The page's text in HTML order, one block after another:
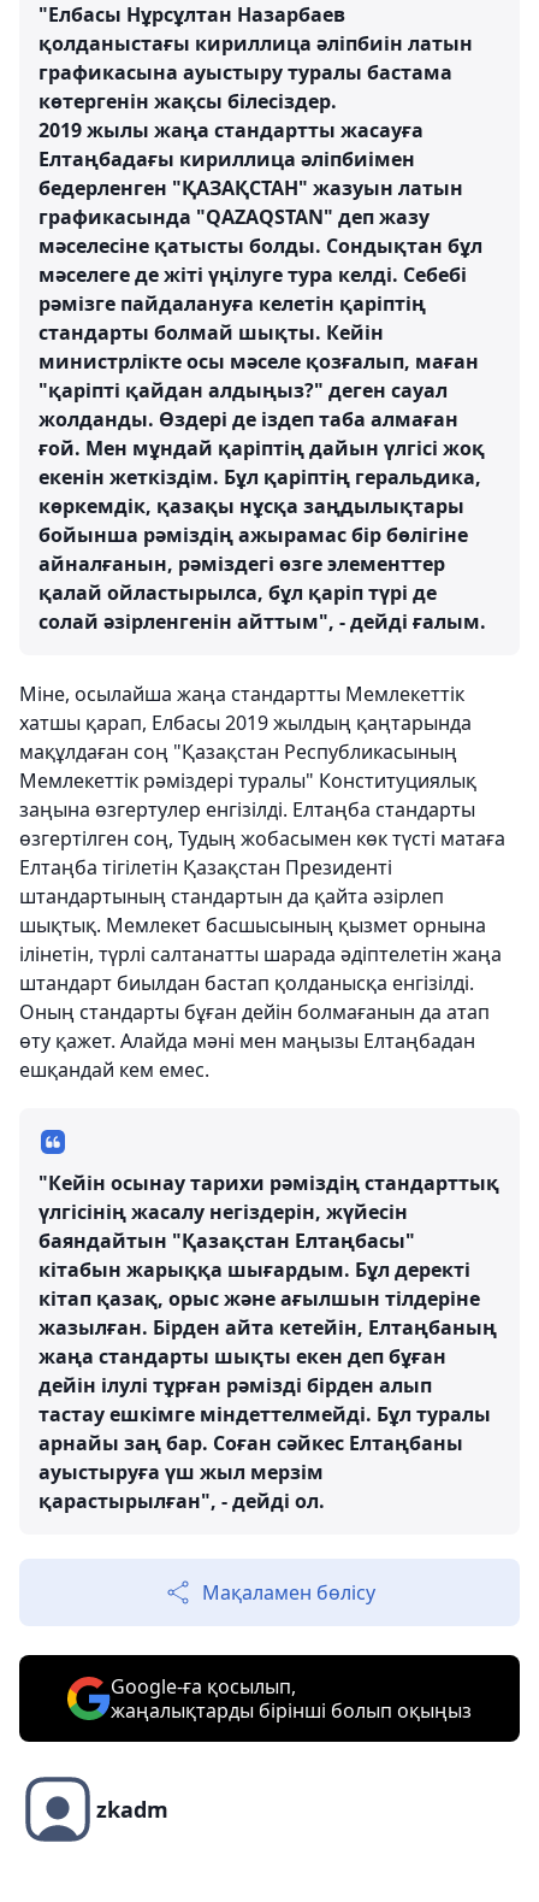
"Елбасы Нұрсұлтан Назарбаев
қолданыстағы кириллица әліпбиін латын
графикасына ауыстыру туралы бастама
көтергенін жақсы білесіздер.
2019 жылы жаңа стандартты жасауға
Елтаңбадағы кириллица әліпбиімен
бедерленген "ҚАЗАҚСТАН" жазуын латын
графикасында "QAZAQSTAN" деп жазу
мәселесіне қатысты болды. Сондықтан бұл
мәселеге де жіті үңілуге тура келді. Себебі
рәмізге пайдалануға келетін қаріптің
стандарты болмай шықты. Кейін
министрлікте осы мәселе қозғалып, маған
"қаріпті қайдан алдыңыз?" деген сауал
жолданды. Өздері де іздеп таба алмаған
ғой. Мен мұндай қаріптің дайын үлгісі жоқ
екенін жеткіздім. Бұл қаріптің геральдика,
көркемдік, қазақы нұсқа заңдылықтары
бойынша рәміздің ажырамас бір бөлігіне
айналғанын, рәміздегі өзге элементтер
қалай ойластырылса, бұл қаріп түрі де
солай әзірленгенін айттым", - дейді ғалым.
Міне, осылайша жаңа стандартты Мемлекеттік
хатшы қарап, Елбасы 2019 жылдың қаңтарында
мақұлдаған соң "Қазақстан Республикасының
Мемлекеттік рәміздері туралы" Конституциялық
заңына өзгертулер енгізілді. Елтаңба стандарты
өзгертілген соң, Тудың жобасымен көк түсті матаға
Елтаңба тігілетін Қазақстан Президенті
штандартының стандартын да қайта әзірлеп
шықтық. Мемлекет басшысының қызмет орнына
ілінетін, түрлі салтанатты шарада әдіптелетін жаңа
штандарт биылдан бастап қолданысқа енгізілді.
Оның стандарты бұған дейін болмағанын да атап
өту қажет. Алайда мәні мен маңызы Елтаңбадан
ешқандай кем емес.
"Кейін осынау тарихи рәміздің стандарттық
үлгісінің жасалу негіздерін, жүйесін
баяндайтын "Қазақстан Елтаңбасы"
кітабын жарыққа шығардым. Бұл деректі
кітап қазақ, орыс және ағылшын тілдеріне
жазылған. Бірден айта кетейін, Елтаңбаның
жаңа стандарты шықты екен деп бұған
дейін ілулі тұрған рәмізді бірден алып
тастау ешкімге міндеттелмейді. Бұл туралы
арнайы заң бар. Соған сәйкес Елтаңбаны
ауыстыруға үш жыл мерзім
қарастырылған", - дейді ол.
Мақаламен бөлісу
Google-ға қосылып,
жаңалықтарды бірінші болып оқыңыз
zkadm